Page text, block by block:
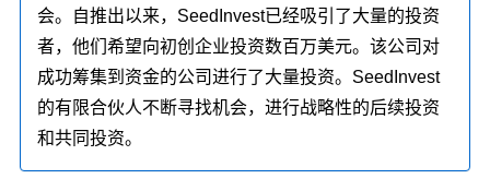
会。自推出以来，SeedInvest已经吸引了大量的投资
者，他们希望向初创企业投资数百万美元。该公司对
成功筹集到资金的公司进行了大量投资。SeedInvest
的有限合伙人不断寻找机会，进行战略性的后续投资
和共同投资。